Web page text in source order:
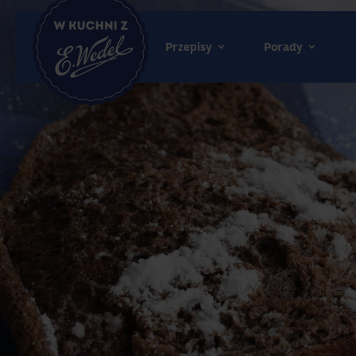
Wedel.pl
-
strona
główna
Przepisy Porady